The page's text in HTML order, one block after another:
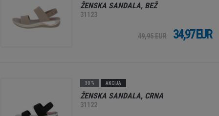
ŽENSKA SANDALA, BEŽ
31123
49,95 EUR 34,97 EUR
30 % AKCIJA
ŽENSKA SANDALA, CRNA
31122